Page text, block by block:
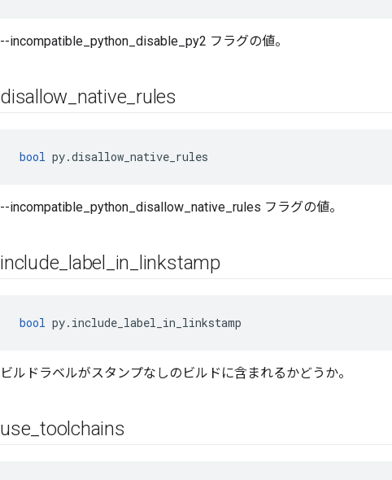
--incompatible_python_disable_py2 フラグの値。
disallow native rules
bool py.disallow_native_rules
--incompatible_python_disallow_native_rules フラグの値。
include label in linkstamp
bool py.include_label_in_linkstamp
ビルドラベルがスタンプなしのビルドに含まれるかどうか。
use _toolchains